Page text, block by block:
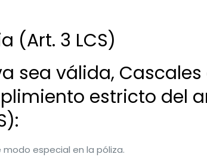
(Art. 3 LCS)
sea válida,
estricto del
especial en la póliza.